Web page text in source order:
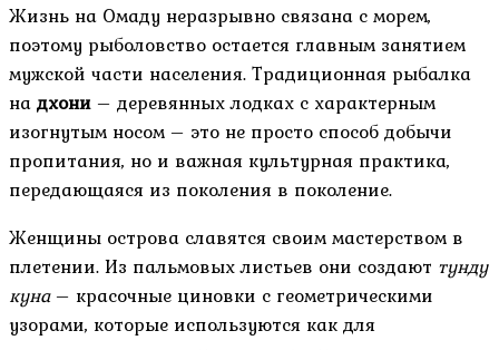
Жизнь на Омаду неразрывно связана с морем,
поэтому рыболовство остается главным занятием
мужской части населения. Традиционная рыбалка
надхони – деревянных лодках с характерным
изогнутым носом – это не просто способ добычи
пропитания, но и важная культурная практика,
передающаяся из поколения в поколение.
Женщины острова славятся своим мастерством в
плетении. Из пальмовых листьев они создают тунду
куна– красочные циновки с геометрическими
узорами, которые используются как для